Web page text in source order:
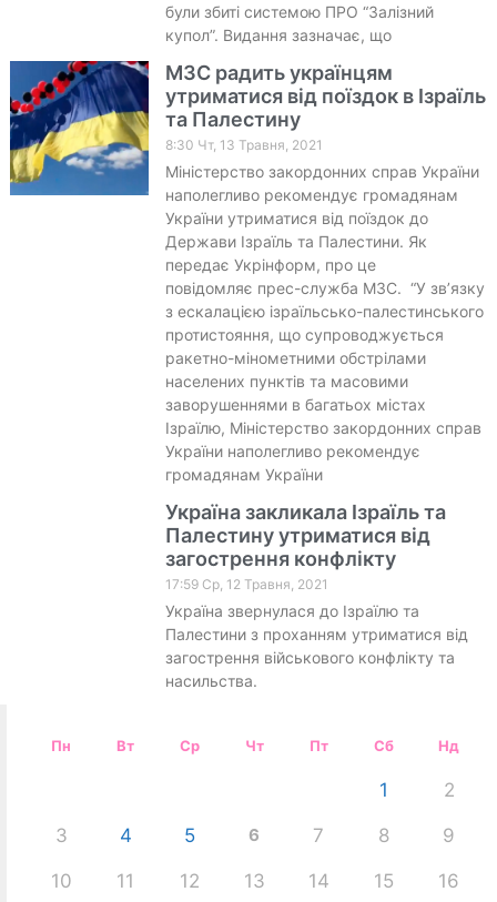
були збиті системою ПРО “Залізний
купол”. Видання зазначає, що
МЗС радить українцям
утриматися від поїздок в Ізраїль
та Палестину
8:30 Чт, 13 Травня, 2021
Міністерство закордонних справ України
наполегливо рекомендує громадянам
України утриматися від поїздок до
Держави Ізраїль та Палестини. Як
передає Укрінформ, про це
повідомляє прес-служба МЗС. “У зв’язку
з ескалацією ізраїльсько-палестинського
протистояння, що супроводжується
ракетно-мінометними обстрілами
населених пунктів та масовими
заворушеннями в багатьох містах
Ізраїлю, Міністерство закордонних справ
України наполегливо рекомендує
громадянам України
Україна закликала Ізраїль та
Палестину утриматися від
загострення конфлікту
17:59 Ср, 12 Травня, 2021
Україна звернулася до Ізраїлю та
Палестини з проханням утриматися від
загострення військового конфлікту та
насильства.
Пн Вт Ср Чт Пт Сб Нд
1 2
3 4 5 6 7 8 9
10 11 12 13 14 15 16